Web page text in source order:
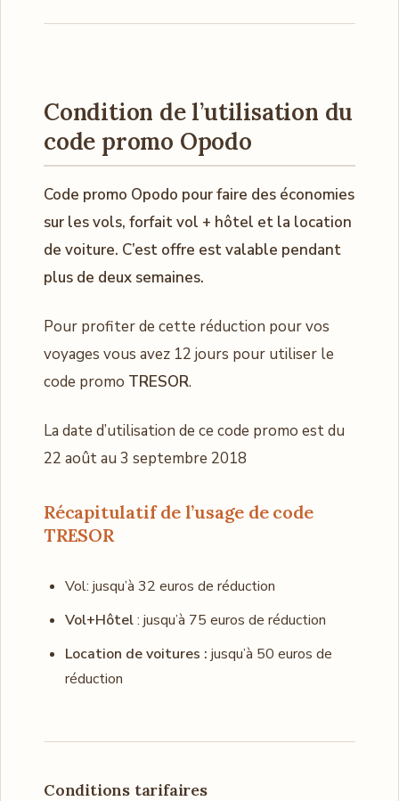
Condition de l’utilisation du
code promo Opodo
Code promo Opodo pour faire des économies
sur les vols, forfait vol + hôtel et la location
de voiture. C’est offre est valable pendant
plus de deux semaines.
Pour profiter de cette réduction pour vos
voyages vous avez 12 jours pour utiliser le
code promo TRESOR.
La date d’utilisation de ce code promo est du
22 août au 3 septembre 2018
Récapitulatif de l’usage de code
TRESOR
Vol: jusqu’à 32 euros de réduction
Vol+Hôtel: jusqu’à 75 euros de réduction
Location de voitures : jusqu’à 50 euros de
réduction
Conditions tarifaires